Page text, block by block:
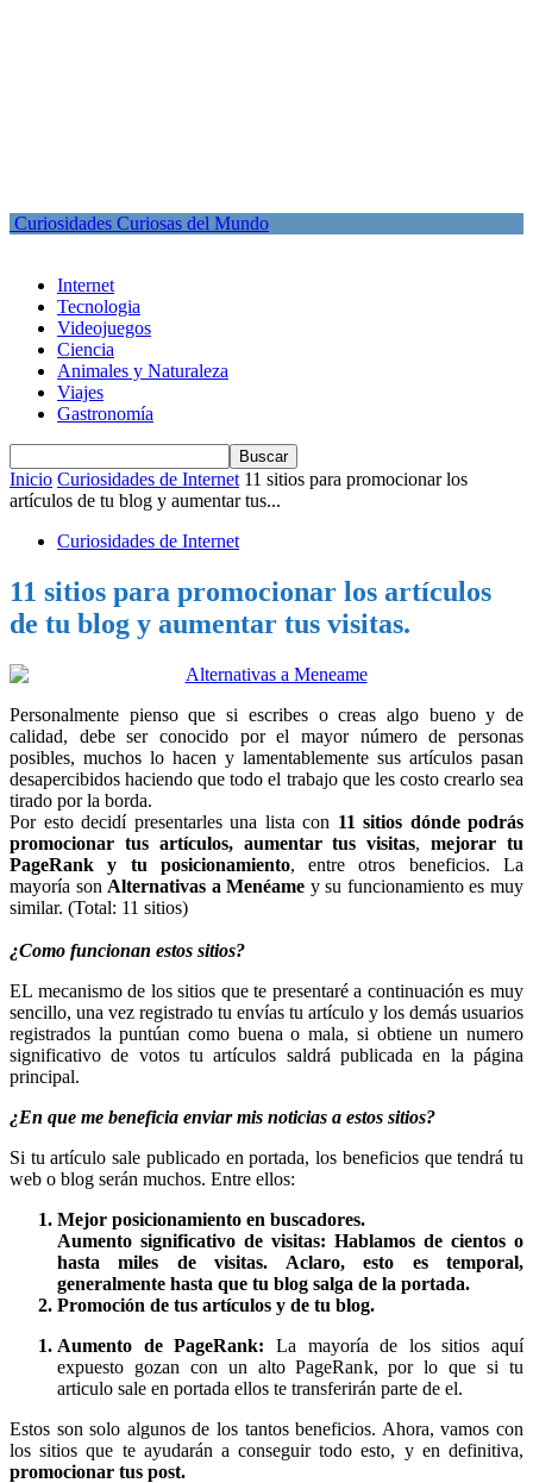
Curiosidades Curiosas del Mundo
Internet
Tecnologia
Videojuegos
Ciencia
Animales y Naturaleza
Viajes
Gastronomía
Inicio Curiosidades de Internet 11 sitios para promocionar los
artículos de tu blog y aumentar tus...
Curiosidades de Internet
11 sitios para promocionar los artículos
de tu blog y aumentar tus visitas.
Personalmente pienso que si escribes o creas algo bueno y de
calidad, debe ser conocido por el mayor número de personas
posibles, muchos lo hacen y lamentablemente sus artículos pasan
desapercibidos haciendo que todo el trabajo que les costo crearlo sea
tirado por la borda.
Por esto decidí presentarles una lista con 11 sitios dónde podrás
promocionar tus artículos, aumentar tus visitas,mejorar tu
PageRank y tu posicionamiento, entre otros beneficios. La
mayoría son Alternativas a Menéame y su funcionamiento es muy
similar. (Total: 11 sitios)
¿Como funcionan estos sitios?
EL mecanismo de los sitios que te presentaré a continuación es muy
sencillo, una vez registrado tu envías tu artículo y los demás usuarios
registrados la puntúan como buena o mala, si obtiene un numero
significativo de votos tu artículos saldrá publicada en la página
principal.
¿En que me beneficia enviar mis noticias a estos sitios?
Si tu artículo sale publicado en portada, los beneficios que tendrá tu
web o blog serán muchos. Entre ellos:
Mejor posicionamiento en buscadores.
Aumento significativo de visitas: Hablamos de cientos o
hasta miles de visitas. Aclaro, esto es temporal,
generalmente hasta que tu blog salga de la portada.
Promoción de tus artículos y de tu blog.
Aumento de PageRank: La mayoría de los sitios aquí
expuesto gozan con un alto PageRank, por lo que si tu
articulo sale en portada ellos te transferirán parte de el.
Estos son solo algunos de los tantos beneficios. Ahora, vamos con
los sitios que te ayudarán a conseguir todo esto, y en definitiva,
promocionar tus post.